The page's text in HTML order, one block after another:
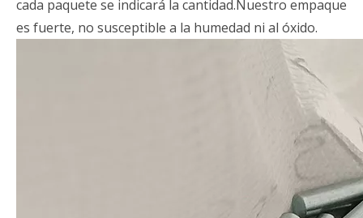
cada paquete se indicará la cantidad.Nuestro empaque
es fuerte, no susceptible a la humedad ni al óxido.